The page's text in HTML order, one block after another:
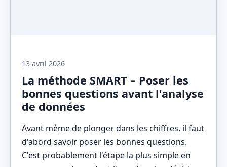
13 avril 2026
La méthode SMART – Poser les
bonnes questions avant l'analyse
de données
Avant même de plonger dans les chiffres, il faut
d'abord savoir poser les bonnes questions.
C'est probablement l'étape la plus simple en